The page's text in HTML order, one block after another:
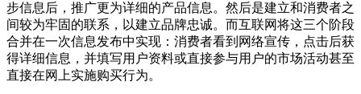
步信息后，推广更为详细的产品信息。然后是建立和消费者之
间较为牢固的联系，以建立品牌忠诚。而互联网将这三个阶段
合并在一次信息发布中实现：消费者看到网络宣传，点击后获
得详细信息，并填写用户资料或直接参与用户的市场活动甚至
直接在网上实施购买行为。